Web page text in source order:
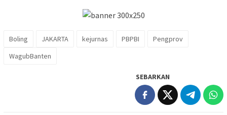
Boling JAKARTA kejurnas PBPBI
Pengprov
WagubBanten
SEBARKAN